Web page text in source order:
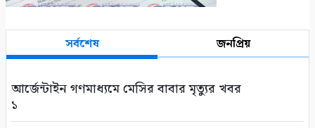
সর্বশেষ জনপ্রিয়
আর্জেন্টাইন গণমাধ্যমে মেসির বাবার মৃত্যুর খবর
১